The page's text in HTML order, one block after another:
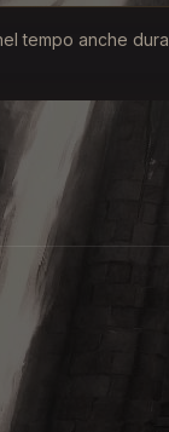
tempo anche
21:00 CEST ,
su console e
server.